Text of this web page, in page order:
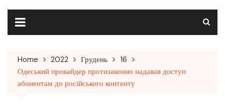
Home 2022 Грудень
16
Одеський провайдер протизаконно надавав доступ
абонентам до російського контенту